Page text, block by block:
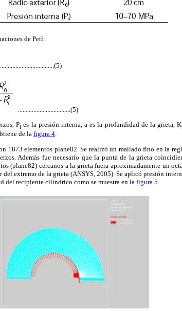
de Perl:
..................................(5)
Pi es la presión interna, a es la profundidad de la grieta, K
de la figura 4
1873 elementos plane82. Se realizó un mallado fino en la
Además fue necesario que la punta de la grieta
(plane82) cercanos a la grieta fuera aproximadamente un
extremo de la grieta (ANSYS, 2005). Se aplicó presión
del recipiente cilíndrico como se muestra en la figura 5.